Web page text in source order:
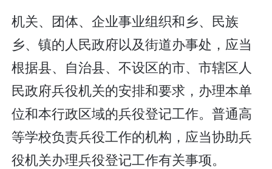
机关、团体、企业事业组织和乡、民族
乡、镇的人民政府以及街道办事处，应当
根据县、自治县、不设区的市、市辖区人
民政府兵役机关的安排和要求，办理本单
位和本行政区域的兵役登记工作。普通高
等学校负责兵役工作的机构，应当协助兵
役机关办理兵役登记工作有关事项。